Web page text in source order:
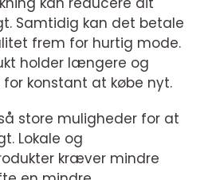
Samtidig kan det betale
frem for hurtig mode.
holder længere og
konstant at købe nyt.
store muligheder for at
Lokale og
kræver mindre